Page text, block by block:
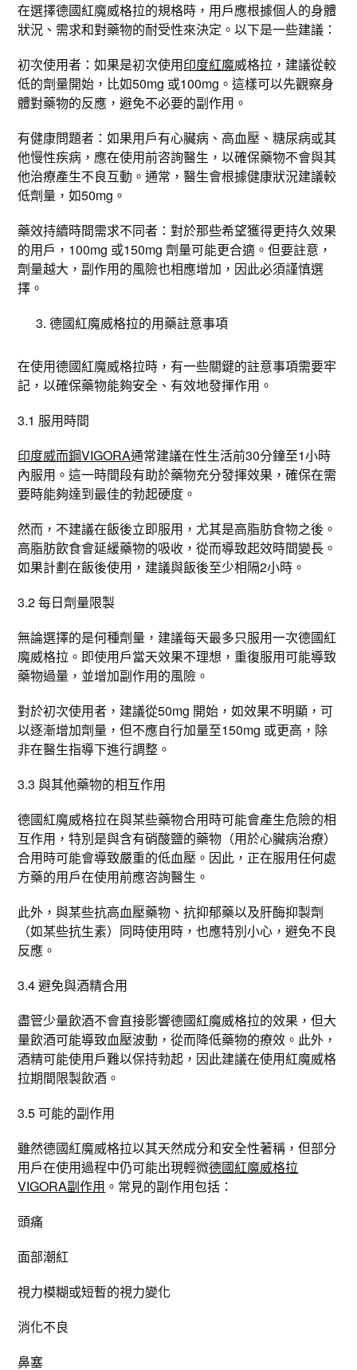
在選擇德國紅魔威格拉的規格時，用戶應根據個人的身體
狀況、需求和對藥物的耐受性來決定。以下是一些建議：
初次使用者：如果是初次使用印度紅魔威格拉，建議從較
低的劑量開始，比如50mg 或100mg。這樣可以先觀察身
體對藥物的反應，避免不必要的副作用。
有健康問題者：如果用戶有心臟病、高血壓、糖尿病或其
他慢性疾病，應在使用前咨詢醫生，以確保藥物不會與其
他治療產生不良互動。通常，醫生會根據健康狀況建議較
低劑量，如50mg。
藥效持續時間需求不同者：對於那些希望獲得更持久效果
的用戶，100mg 或150mg 劑量可能更合適。但要註意，
劑量越大，副作用的風險也相應增加，因此必須謹慎選
擇。
德國紅魔威格拉的用藥註意事項
在使用德國紅魔威格拉時，有一些關鍵的註意事項需要牢
記，以確保藥物能夠安全、有效地發揮作用。
3.1 服用時間
印度威而鋼VIGORA通常建議在性生活前30分鐘至1小時
內服用。這一時間段有助於藥物充分發揮效果，確保在需
要時能夠達到最佳的勃起硬度。
然而，不建議在飯後立即服用，尤其是高脂肪食物之後。
高脂肪飲食會延緩藥物的吸收，從而導致起效時間變長。
如果計劃在飯後使用，建議與飯後至少相隔2小時。
3.2 每日劑量限製
無論選擇的是何種劑量，建議每天最多只服用一次德國紅
魔威格拉。即使用戶當天效果不理想，重復服用可能導致
藥物過量，並增加副作用的風險。
對於初次使用者，建議從50mg 開始，如效果不明顯，可
以逐漸增加劑量，但不應自行加量至150mg 或更高，除
非在醫生指導下進行調整。
3.3 與其他藥物的相互作用
德國紅魔威格拉在與某些藥物合用時可能會產生危險的相
互作用，特別是與含有硝酸鹽的藥物（用於心臟病治療）
合用時可能會導致嚴重的低血壓。因此，正在服用任何處
方藥的用戶在使用前應咨詢醫生。
此外，與某些抗高血壓藥物、抗抑郁藥以及肝酶抑製劑
（如某些抗生素）同時使用時，也應特別小心，避免不良
反應。
3.4 避免與酒精合用
盡管少量飲酒不會直接影響德國紅魔威格拉的效果，但大
量飲酒可能導致血壓波動，從而降低藥物的療效。此外，
酒精可能使用戶難以保持勃起，因此建議在使用紅魔威格
拉期間限製飲酒。
3.5 可能的副作用
雖然德國紅魔威格拉以其天然成分和安全性著稱，但部分
用戶在使用過程中仍可能出現輕微德國紅魔威格拉
VIGORA副作用 。常見的副作用包括：
頭痛
面部潮紅
視力模糊或短暫的視力變化
消化不良
鼻塞